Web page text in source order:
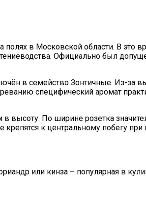
в Московской области. В это
Официально был
в семейство Зонтичные. Из-за
специфический аромат
в высоту. По ширине розетка
к центральному побегу
или кинза – популярная в